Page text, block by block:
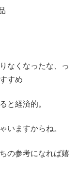
なくなったな、っ
すめ
と経済的。
いますからね。
の参考になれば嬉